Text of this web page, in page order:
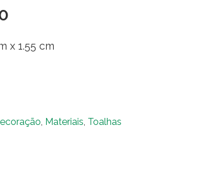
x 1.55 cm
Materiais Toalhas